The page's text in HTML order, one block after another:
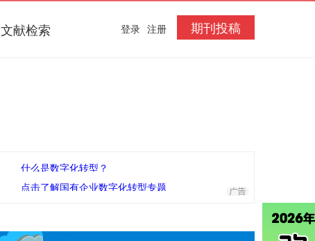
文献检索 期刊投稿
登录 注册
什么是数字化转型？
点击了解国有企业数字化转型专题